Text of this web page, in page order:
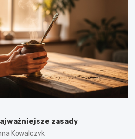
zasady
Kowalczyk